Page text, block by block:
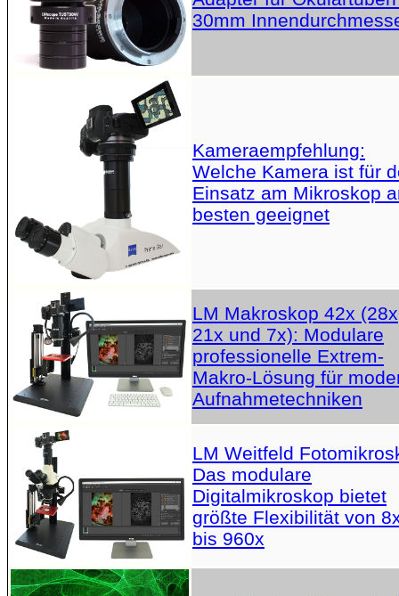
30mm
Kameraempfehlung:
Welche Kamera ist für
Einsatz am Mikroskop
besten geeignet
LM Makroskop 42x
21x und 7x): Modulare
professionelle Extrem-
Makro-Lösung für
Aufnahmetechniken
LM Weitfeld
Das modulare
Digitalmikroskop bietet
größte Flexibilität von
bis 960x